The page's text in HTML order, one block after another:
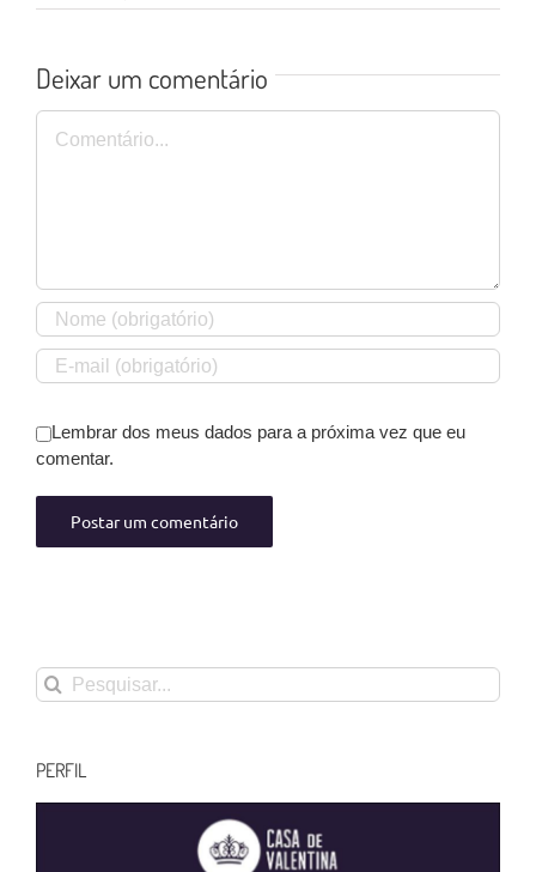
Deixar um comentário
Comentário
Lembrar dos meus dados para a próxima vez que eu
comentar.
Buscar
resultados
PERFIL